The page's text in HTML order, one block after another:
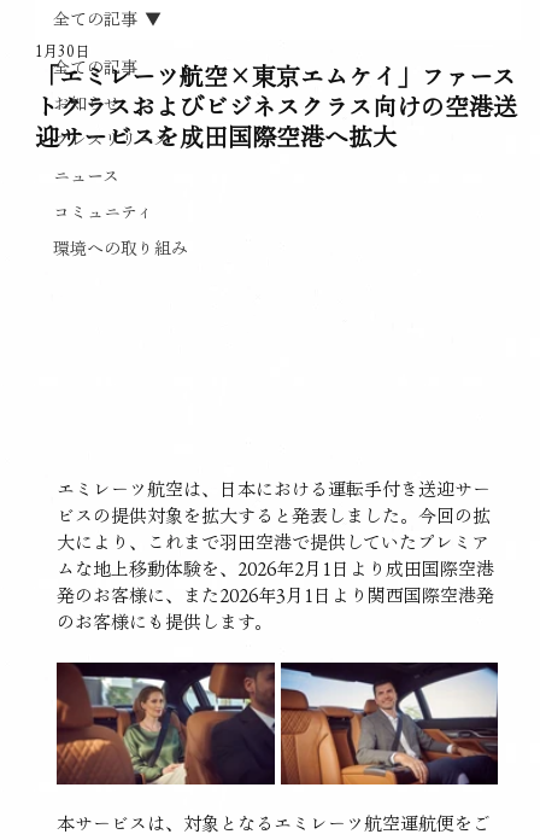
全ての記事
お知らせ
プレスリリース
ニュース
コミュニティ
環境への取り組み
全ての記事
「エミレーツ航空×東京エムケイ」ファース
トクラスおよびビジネスクラス向けの空港送
迎サービスを成田国際空港へ拡大
1月30日
エミレーツ航空は、日本における運転手付き送迎サー
ビスの提供対象を拡大すると発表しました。今回の拡
大により、これまで羽田空港で提供していたプレミア
ムな地上移動体験を、2026年2月1日より成田国際空港
発のお客様に、また2026年3月1日より関西国際空港発
のお客様にも提供します。
本サービスは、対象となるエミレーツ航空運航便をご